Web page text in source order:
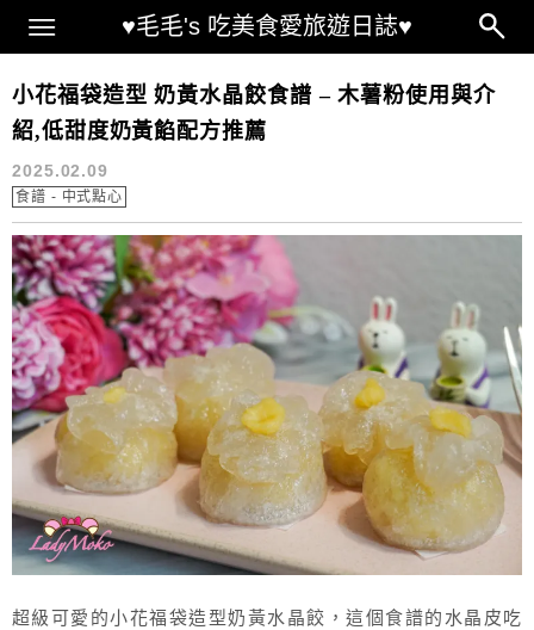
♥毛毛's 吃美食愛旅遊日誌♥
Main Menu
水晶皮甜點
小花福袋造型 奶黃水晶餃食譜 – 木薯粉使用與介
紹,低甜度奶黃餡配方推薦
2025.02.09
食譜 - 中式點心
超級可愛的小花福袋造型奶黃水晶餃，這個食譜的水晶皮吃